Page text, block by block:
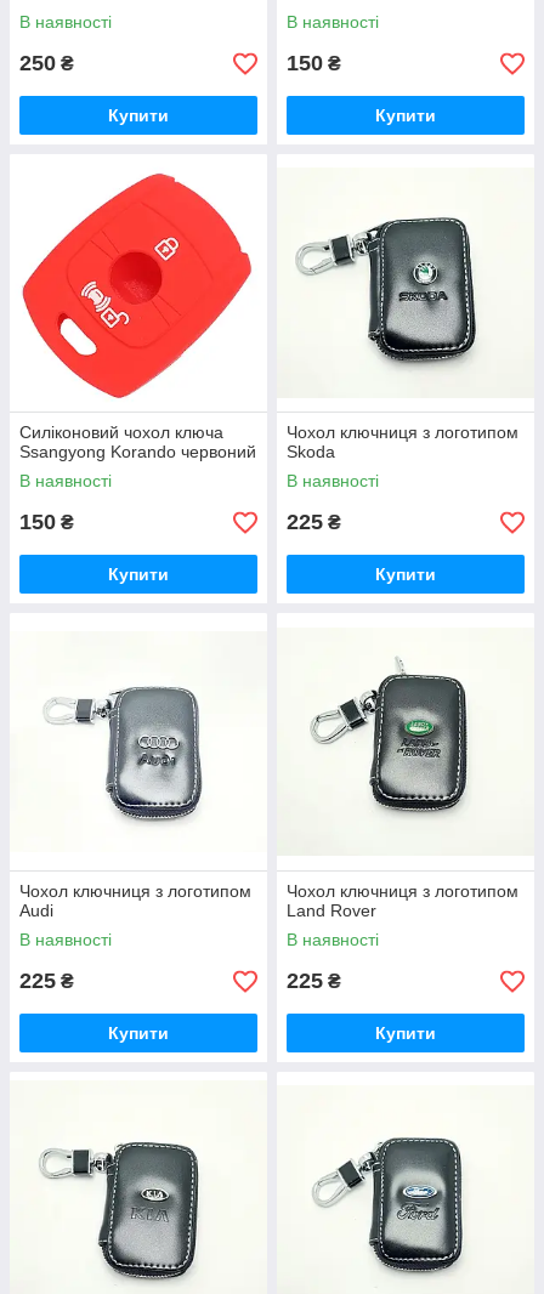
В наявності
250 ₴
Купити
В наявності
150 ₴
Купити
Силіконовий чохол ключа
Ssangyong Korando червоний
В наявності
150 ₴
Купити
Чохол ключниця з логотипом
Skoda
В наявності
225 ₴
Купити
Чохол ключниця з логотипом
Audi
В наявності
225 ₴
Купити
Чохол ключниця з логотипом
Land Rover
В наявності
225 ₴
Купити